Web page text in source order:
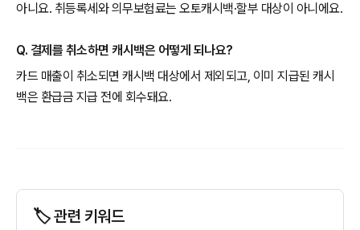
아니요. 취등록세와 의무보험료는 오토캐시백·할부 대상이 아니에요.
Q. 결제를 취소하면 캐시백은 어떻게 되나요?
카드 매출이 취소되면 캐시백 대상에서 제외되고, 이미 지급된 캐시
백은 환급금 지급 전에 회수돼요.
🏷️ 관련 키워드